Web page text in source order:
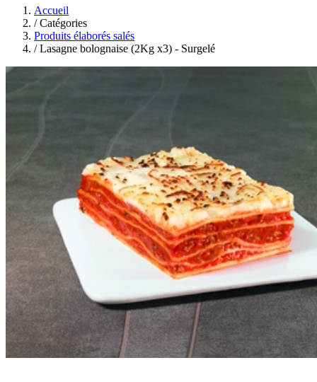
Accueil
/Catégories
Produits élaborés salés
/Lasagne bolognaise (2Kg x3) - Surgelé